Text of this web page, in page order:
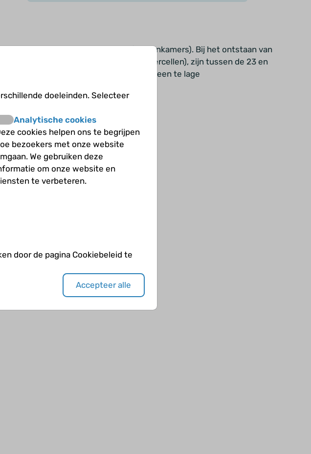
hersenen naast de ventrikels (hersenkamers). Bij het ontstaan van
nog in ontwikkeling zijn (de voorlopercellen), zijn tussen de 23 en
witte stof ontstaan, bijvoorbeeld als er een te lage
bloeddruk.
doeleinden. Selecteer
Analytische cookies
cookies helpen ons te begrijpen
bezoekers met onze website
We gebruiken deze
om onze website en
te verbeteren.
door de pagina Cookiebeleid te
Accepteer alle